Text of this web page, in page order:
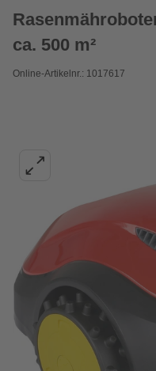
ca. 500 m²
Online-Artikelnr.: 1017617